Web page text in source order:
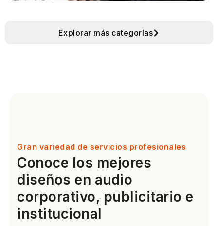
Explorar más categorías
Gran variedad de servicios profesionales
Conoce los mejores
diseños en audio
corporativo, publicitario e
institucional